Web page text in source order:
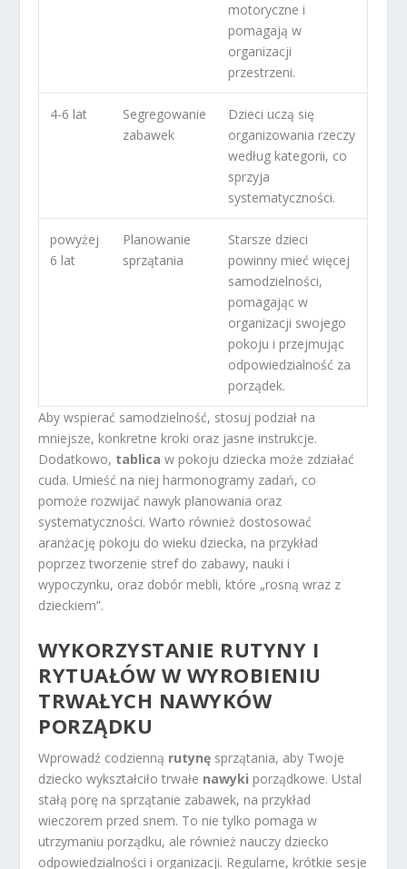
motoryczne i
pomagają w
organizacji
przestrzeni.
4-6 lat
Segregowanie
zabawek
Dzieci uczą się
organizowania rzeczy
według kategorii, co
sprzyja
systematyczności.
powyżej
6 lat
Planowanie
sprzątania
Starsze dzieci
powinny mieć więcej
samodzielności,
pomagając w
organizacji swojego
pokoju i przejmując
odpowiedzialność za
porządek.
Aby wspierać samodzielność, stosuj podział na
mniejsze, konkretne kroki oraz jasne instrukcje.
Dodatkowo, tablica w pokoju dziecka może zdziałać
cuda. Umieść na niej harmonogramy zadań, co
pomoże rozwijać nawyk planowania oraz
systematyczności. Warto również dostosować
aranżację pokoju do wieku dziecka, na przykład
poprzez tworzenie stref do zabawy, nauki i
wypoczynku, oraz dobór mebli, które „rosną wraz z
dzieckiem”.
WYKORZYSTANIE RUTYNY I
RYTUAŁÓW W WYROBIENIU
TRWAŁYCH NAWYKÓW
PORZĄDKU
Wprowadź codzienną rutynę sprzątania, aby Twoje
dziecko wykształciło trwałe nawyki porządkowe. Ustal
stałą porę na sprzątanie zabawek, na przykład
wieczorem przed snem. To nie tylko pomaga w
utrzymaniu porządku, ale również nauczy dziecko
odpowiedzialności i organizacji. Regularne, krótkie sesje